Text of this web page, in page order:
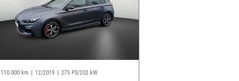
110.000 km 12/2019 275 PS/202 kW